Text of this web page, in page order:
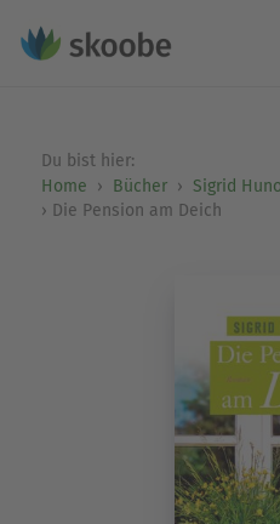
Du bist hier:
Home
Bücher
Sigrid
Die Pension am Deich